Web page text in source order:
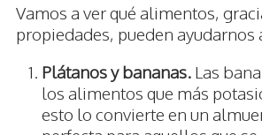
Vamos a ver qué alimentos,
propiedades, pueden ayudarnos
Plátanos y bananas.Las
los alimentos que más
esto lo convierte en un